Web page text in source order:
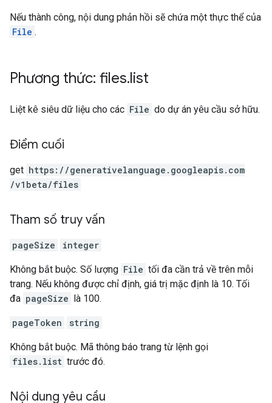
Nếu thành công, nội dung phản hồi sẽ chứa một thực thể của
File .
Phương thức: files.list
Liệt kê siêu dữ liệu cho các File do dự án yêu cầu sở hữu.
Điểm cuối
get https: / /generativelanguage.googleapis.com
/v1beta/files
Tham số truy vấn
pageSize integer
Không bắt buộc. Số lượng File tối đa cần trả về trên mỗi
trang. Nếu không được chỉ định, giá trị mặc định là 10. Tối
đa pageSize là 100.
pageToken string
Không bắt buộc. Mã thông báo trang từ lệnh gọi
files.list trước đó.
Nội dung yêu cầu